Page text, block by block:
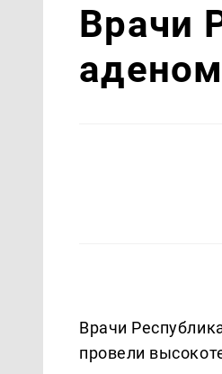
Врачи
Врачи
провели